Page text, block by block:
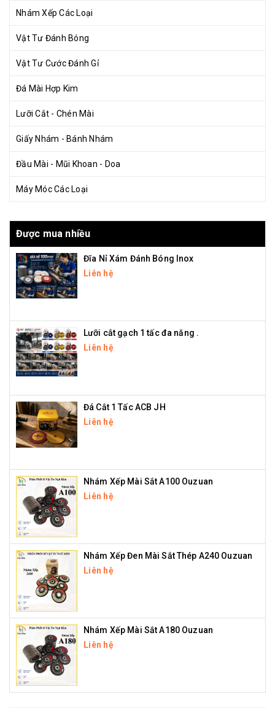
Nhám Xếp Các Loại
Vật Tư Đánh Bóng
Vật Tư Cước Đánh Gỉ
Đá Mài Hợp Kim
Lưỡi Cắt - Chén Mài
Giấy Nhám - Bánh Nhám
Đầu Mài - Mũi Khoan - Doa
Máy Móc Các Loại
Được mua nhiều
Đĩa Nỉ Xám Đánh Bóng Inox
Liên hệ
Lưỡi cắt gạch 1 tấc đa năng .
Liên hệ
Đá Cắt 1 Tấc ACB JH
Liên hệ
Nhám Xếp Mài Sắt A100 Ouzuan
Liên hệ
Nhám Xếp Đen Mài Sắt Thép A240 Ouzuan
Liên hệ
Nhám Xếp Mài Sắt A180 Ouzuan
Liên hệ